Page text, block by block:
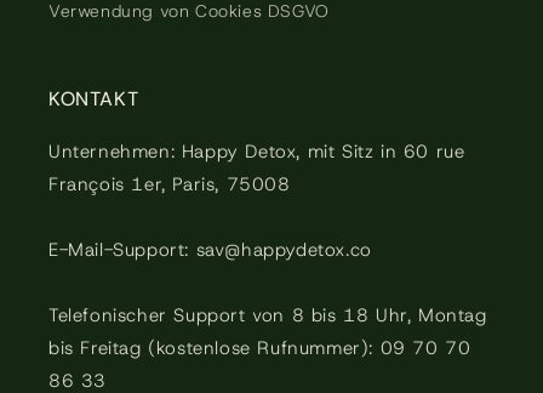
Verwendung von Cookies DSGVO
KONTAKT
Unternehmen: Happy Detox, mit Sitz in 60 rue
François 1er, Paris, 75008
E-Mail-Support: sav@happydetox.co
Telefonischer Support von 8 bis 18 Uhr, Montag
bis Freitag (kostenlose Rufnummer): 09 70 70
86 33